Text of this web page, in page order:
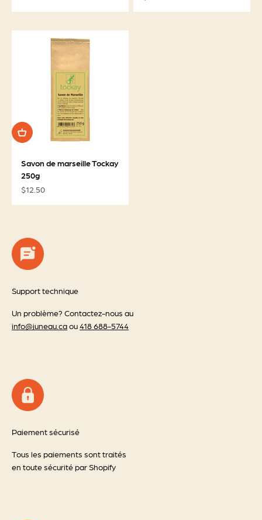
Savon de marseille Tockay
250g
Prix de vente
$12.50
Support technique
Un problème? Contactez-nous au
info@juneau.caou418 688-5744
Paiement sécurisé
Tous les paiements sont traités
en toute sécurité par Shopify